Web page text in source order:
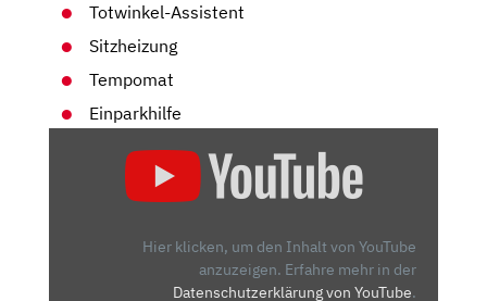
Totwinkel-Assistent
Sitzheizung
Tempomat
Einparkhilfe
Hier klicken, um den Inhalt von YouTube
anzuzeigen. Erfahre mehr in der
Datenschutzerklärung von YouTube.